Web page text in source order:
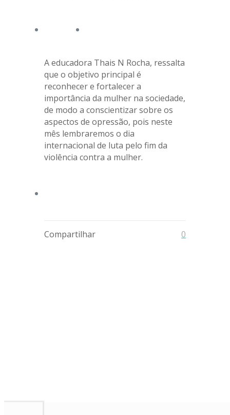
A educadora Thais N Rocha, ressalta
que o objetivo principal é
reconhecer e fortalecer a
importância da mulher na sociedade,
de modo a conscientizar sobre os
aspectos de opressão, pois neste
mês lembraremos o dia
internacional de luta pelo fim da
violência contra a mulher.
Compartilhar 0